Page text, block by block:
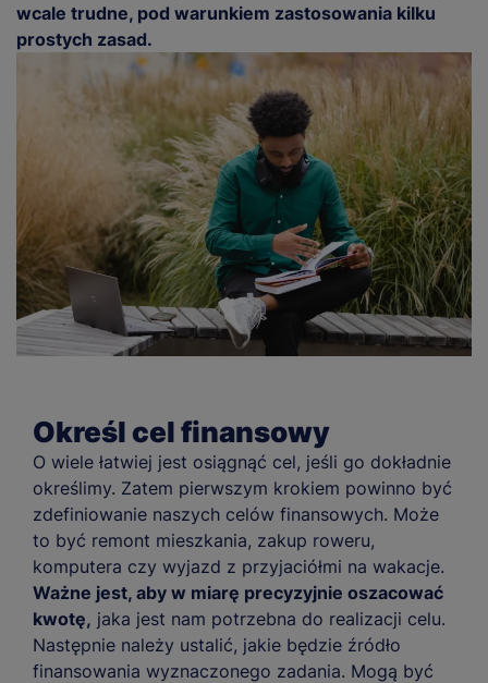
wcale trudne, pod warunkiem zastosowania kilku
prostych zasad.
Określ cel finansowy
O wiele łatwiej jest osiągnąć cel, jeśli go dokładnie
określimy. Zatem pierwszym krokiem powinno być
zdefiniowanie naszych celów finansowych. Może
to być remont mieszkania, zakup roweru,
komputera czy wyjazd z przyjaciółmi na wakacje.
Ważne jest, aby w miarę precyzyjnie oszacować
kwotę, jaka jest nam potrzebna do realizacji celu.
Następnie należy ustalić, jakie będzie źródło
finansowania wyznaczonego zadania. Mogą być